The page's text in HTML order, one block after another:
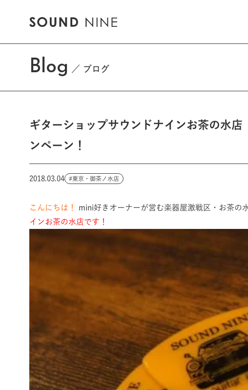
Blog ブログ
ギターショップサウンドナインお茶の水
ンペーン！
2018.03.04 東京・御茶ノ水店
こんにちは！ mini好きオーナーが営む楽器屋激戦区・お茶の
インお茶の水店です！